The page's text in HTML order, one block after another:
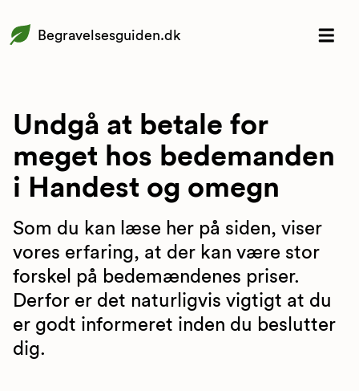
Begravelsesguiden.dk
Undgå at betale for
meget hos bedemanden
i Handest og omegn
Som du kan læse her på siden, viser
vores erfaring, at der kan være stor
forskel på bedemændenes priser.
Derfor er det naturligvis vigtigt at du
er godt informeret inden du beslutter
dig.